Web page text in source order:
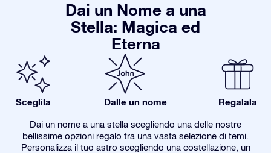
Dai un Nome a una
Stella: Magica ed
Eterna
Sceglila Dalle un nome Regalala
Dai un nome a una stella scegliendo una delle nostre
bellissime opzioni regalo tra una vasta selezione di temi.
Personalizza il tuo astro scegliendo una costellazione, un